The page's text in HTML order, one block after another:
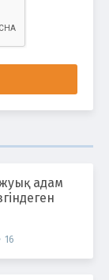
адам
16